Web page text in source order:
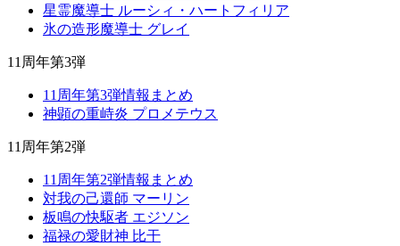
星霊魔導士 ルーシィ・ハートフィリア
氷の造形魔導士 グレイ
11周年第3弾
11周年第3弾情報まとめ
神顕の重峙炎 プロメテウス
11周年第2弾
11周年第2弾情報まとめ
対我の己還師 マーリン
板鳴の快駆者 エジソン
福禄の愛財神 比干